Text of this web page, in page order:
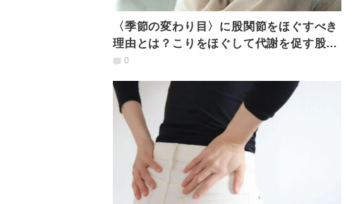
〈季節の変わり目〉に股関節をほぐすべき
理由とは？こりをほぐして代謝を促す股関
節ストレッチ
0